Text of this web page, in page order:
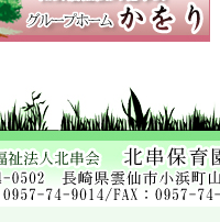
2022年10月22日
ひまわりクラブ 遠足
2022年10月 7日
2歳児1歳児の遊び
2022年10月 4日
可愛い子み～つけた